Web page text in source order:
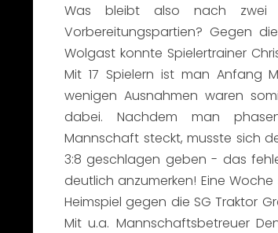
Was bleibt also nach zwei
Vorbereitungspartien? Gegen
Wolgast konnte Spielertrainer
Mit 17 Spielern ist man Anfang
wenigen Ausnahmen waren
dabei. Nachdem man
Mannschaft steckt, musste sich
3:8 geschlagen geben - das
deutlich anzumerken! Eine
Heimspiel gegen die SG Traktor
Mit u.a. Mannschaftsbetreuer